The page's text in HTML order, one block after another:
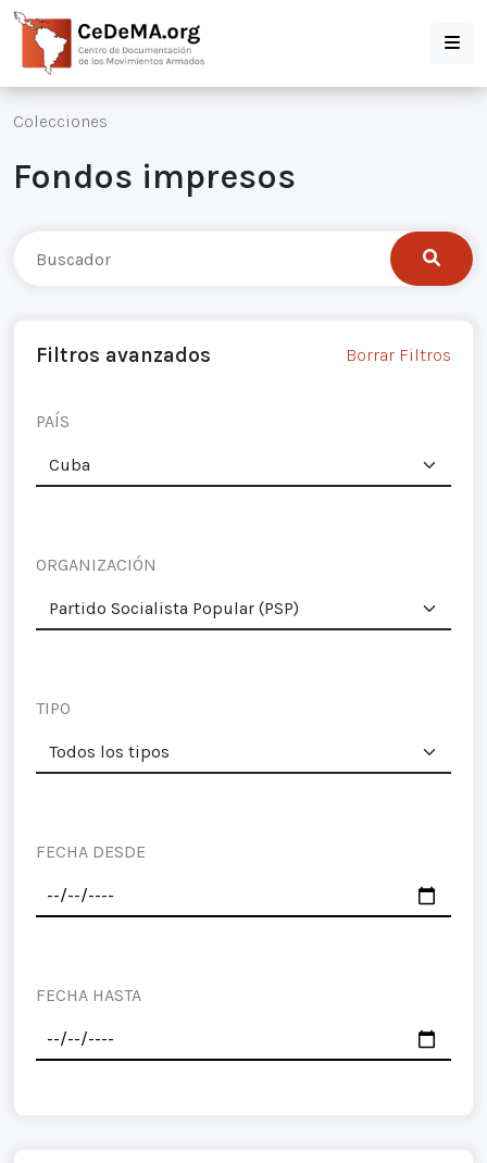
Colecciones
Fondos impresos
Filtros avanzados Borrar Filtros
PAÍS
ORGANIZACIÓN
TIPO
FECHA DESDE
FECHA HASTA